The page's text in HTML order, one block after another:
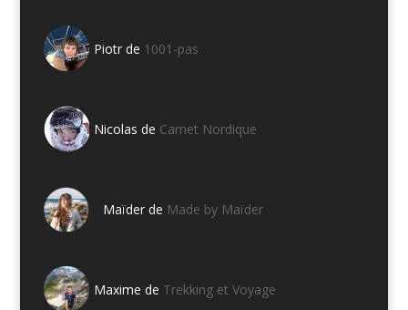
Piotr de 1001-pas
Nicolas de Carnet Nordique
Maïder de Made by Maïder
Maxime de Trekking et Voyage